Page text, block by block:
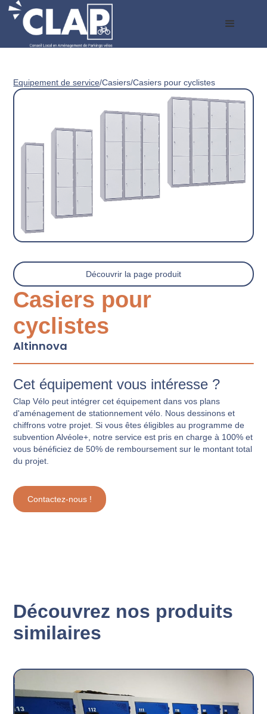
Equipement de service/Casiers/Casiers pour cyclistes
Découvrir la page produit
Casiers pour
cyclistes
Altinnova
Cet équipement vous intéresse ?
Clap Vélo peut intégrer cet équipement dans vos plans
d'aménagement de stationnement vélo. Nous dessinons et
chiffrons votre projet. Si vous êtes éligibles au programme de
subvention Alvéole+, notre service est pris en charge à 100% et
vous bénéficiez de 50% de remboursement sur le montant total
du projet.
Contactez-nous !
Découvrez nos produits
similaires